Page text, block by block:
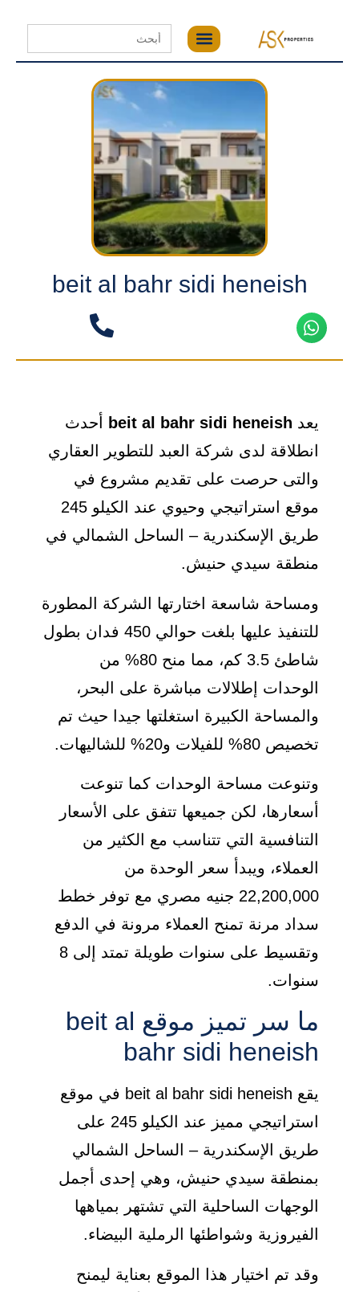
Search
for:
beit al bahr sidi heneish
يعد beit al bahr sidi heneish
أحدث
انطلاقة لدى شركة العبد للتطوير العقاري
والتى حرصت على تقديم مشروع في
موقع استراتيجي وحيوي عند الكيلو 245
طريق الإسكندرية – الساحل الشمالي في
منطقة سيدي حنيش.
ومساحة شاسعة اختارتها الشركة المطورة
للتنفيذ عليها بلغت حوالي 450 فدان بطول
شاطئ 3.5 كم، مما منح 80% من
الوحدات إطلالات مباشرة على البحر،
والمساحة الكبيرة استغلتها جيدا حيث تم
تخصيص 80% للفيلات و20% للشاليهات.
وتنوعت مساحة الوحدات كما تنوعت
أسعارها، لكن جميعها تتفق على الأسعار
التنافسية التي تتناسب مع الكثير من
العملاء، ويبدأ سعر الوحدة من
22,200,000 جنيه مصري مع توفر خطط
سداد مرنة تمنح العملاء مرونة في الدفع
وتقسيط على سنوات طويلة تمتد إلى 8
سنوات.
ما سر تميز موقع beit al
bahr sidi heneish
يقع beit al bahr sidi heneish في موقع
استراتيجي مميز عند الكيلو 245 على
طريق الإسكندرية – الساحل الشمالي
بمنطقة سيدي حنيش، وهي إحدى أجمل
الوجهات الساحلية التي تشتهر بمياهها
الفيروزية وشواطئها الرملية البيضاء.
وقد تم اختيار هذا الموقع بعناية ليمنح